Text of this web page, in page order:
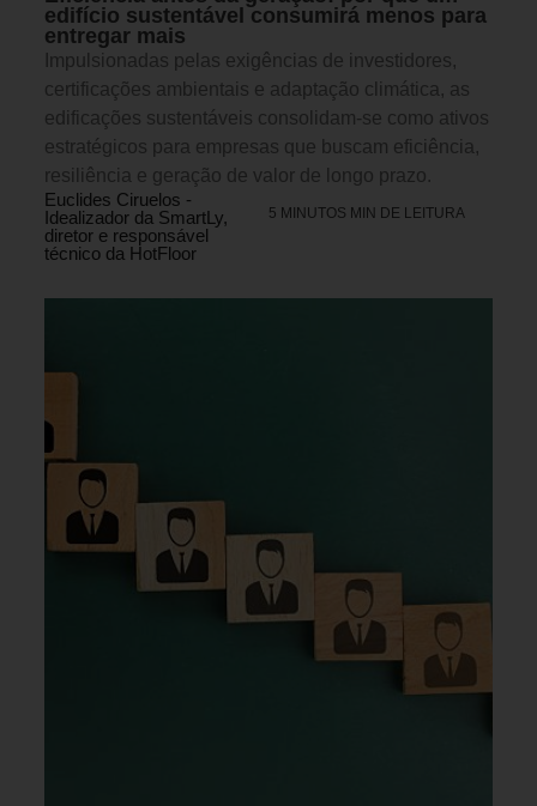
edifício sustentável consumirá menos para
entregar mais
Impulsionadas pelas exigências de investidores,
certificações ambientais e adaptação climática, as
edificações sustentáveis consolidam-se como ativos
estratégicos para empresas que buscam eficiência,
resiliência e geração de valor de longo prazo.
Euclides Ciruelos -
Idealizador da SmartLy,
diretor e responsável
técnico da HotFloor
5 MINUTOS MIN DE LEITURA